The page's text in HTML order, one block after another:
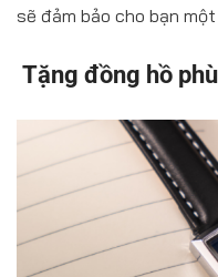
sẽ đảm bảo cho bạn
Tặng đồng hồ